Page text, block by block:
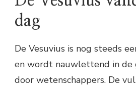
dag
De Vesuvius is nog steeds
en wordt nauwlettend in de
door wetenschappers. De